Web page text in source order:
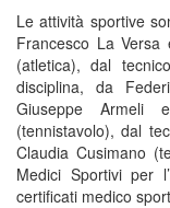
Le attività sportive
Francesco La Versa
(atletica), dal
disciplina, da
Giuseppe Armeli
(tennistavolo), dal
Claudia Cusimano
Medici Sportivi per
certificati medico